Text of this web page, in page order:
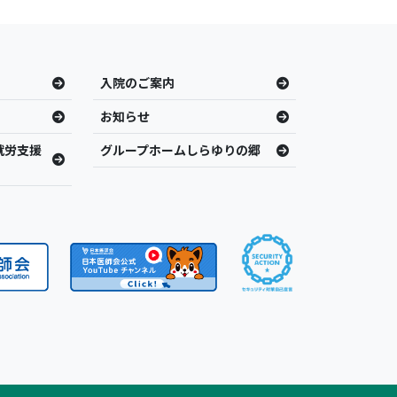
入院のご案内
お知らせ
労支援
グループホームしらゆりの郷